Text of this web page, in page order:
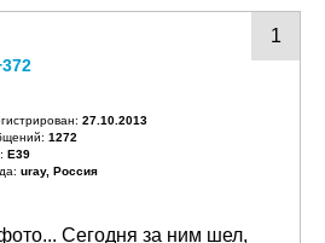
1
27.10.2013
1272
E39
uray, Россия
Сегодня за ним шел,